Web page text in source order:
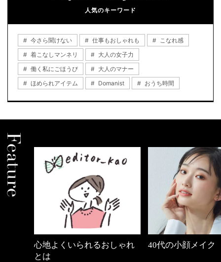
人気のキーワード
今さら聞けない 仕事もおしゃれも
こなれ感
着こなしマンネリ
大人の女子力
働く私にごほうび
大人のマナー
ほめられアイテム
Domanist おうち時間
心地よくいられるおしゃれ
とは
40代の小顔メイク